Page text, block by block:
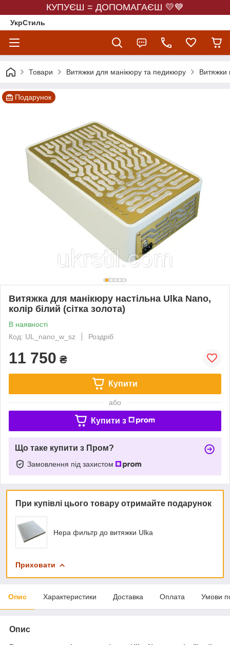
КУПУЄШ = ДОПОМАГАЄШ 💛💙
УкрСтиль
Товари Витяжки для манікюру та педикюру Витяжки
Подарунок
Витяжка для манікюру настільна Ulka Nano,
колір білий (сітка золота)
В наявності
Код: UL_nano_w_sz
Роздріб
11 750 ₴
Купити
або
Купити з
Що таке купити з Пром?
Замовлення під захистом
При купівлі цього товару отримайте подарунок
Hepa фильтр до витяжки Ulka
Приховати
Опис Характеристики Доставка Оплата Умови
Опис